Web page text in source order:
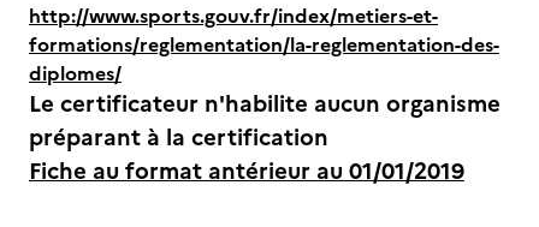
http://www.sports.gouv.fr/index/metiers-et-
formations/reglementation/la-reglementation-des-
diplomes/
Le certificateur n'habilite aucun organisme
préparant à la certification
Fiche au format antérieur au 01/01/2019